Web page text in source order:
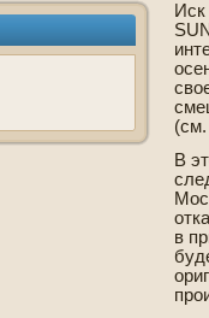
(см.
В
в